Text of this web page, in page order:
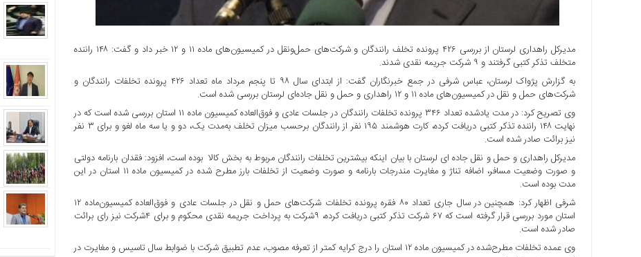
مدیرکل راهداری لرستان از بررسی ۴۲۶ پرونده تخلف رانندگان و شرکت‌های حمل‌ونقل در کمیسیون‌های ماده ۱۱ و ۱۲ خبر داد و گفت: ۱۴۸ راننده
متخلف تذکر کتبی گرفتند و ۹ شرکت جریمه نقدی شدند.
به گزارش پژواک لرستان، عباس شرفی در جمع خبرنگاران گفت: از ابتدای سال ۹۸ تا پنجم مرداد ماه تعداد ۴۲۶ پرونده تخلفات رانندگان و
شرکت‌های حمل و نقل در کمیسیون‌های ماده ۱۱ و ۱۲ راهداری و حمل و نقل جاده‌ای لرستان بررسی شده است.
وی تصریح کرد: در مدت یادشده تعداد ۳۴۶ پرونده تخلفات رانندگان در جلسات عادی و فوق‌العاده کمیسیون ماده ۱۱ استان بررسی شده است که در
نهایت ۱۴۸ راننده تذکر کتبی دریافت کرده، کارت هوشمند ۱۹۵ نفر از رانندگان برحسب میزان تخلف به‌مدت یک، دو و یا سه ماه لغو و برای ۳ نفر
نیز برائت صادر شده است.
مدیرکل راهداری و حمل و نقل جاده ای لرستان با بیان اینکه بیشترین تخلفات رانندگان مربوط به بخش کالا بوده است، افزود: فقدان بارنامه دولتی
و صورت‌ وضعیت مسافر، اضافه تناژ و مغایرت مندرجات بارنامه و صورت‌ وضعیت از تخلفات بارز مطرح شده در کمیسیون ماده ۱۱ استان در این
مدت بوده است.
شرفی اظهار کرد: همچنین در سال جاری تعداد ۸۰ فقره پرونده تخلفات شرکت‌های حمل و نقل در جلسات عادی و فوق‌العاده کمیسیون‌ماده ۱۲
استان مورد بررسی قرار گرفته است که ۶۷ شرکت تذکر کتبی دریافت کرده، ۹شرکت به پرداخت جریمه نقدی محکوم و برای ۴شرکت نیز رای برائت
صادر شده است.
وی عمده تخلفات مطرح‌شده در کمیسیون ماده ۱۲ استان را درج کرایه کمتر از تعرفه مصوب، عدم تطبیق شرکت با ضوابط سال تاسیس و مغایرت در